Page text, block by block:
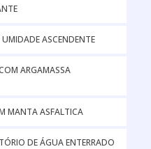
ASCENDENTE
ARGAMASSA
MANTA ASFALTICA
DE ÁGUA ENTERRADO